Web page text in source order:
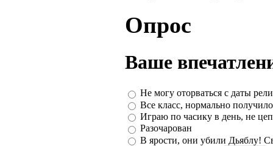
Опрос
Ваше
Не могу оторваться с даты
Все класс, нормально
Играю по часику в день, не
Разочарован
В ярости, они убили Дьяблу!